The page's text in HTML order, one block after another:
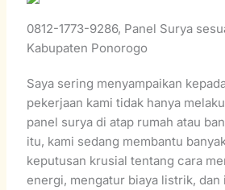
0812-1773-9286, Panel Surya
Kabupaten Ponorogo
Saya sering menyampaikan
pekerjaan kami tidak hanya
panel surya di atap rumah atau
itu, kami sedang membantu
keputusan krusial tentang cara
energi, mengatur biaya listrik, dan